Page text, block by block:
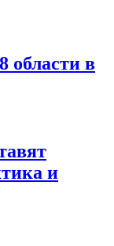
области в
и